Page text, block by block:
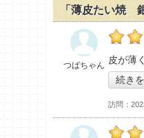
「薄皮たい焼
の「薄
皮が薄
続き
訪問
つばちゃん